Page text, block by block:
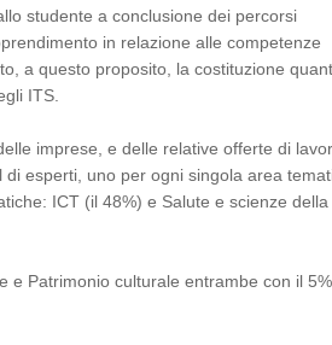
studente a conclusione dei percorsi
in relazione alle competenze
a questo proposito, la costituzione
ITS.
imprese, e delle relative offerte di
esperti, uno per ogni singola area
ICT (il 48%) e Salute e scienze della
e Patrimonio culturale entrambe con il 5%